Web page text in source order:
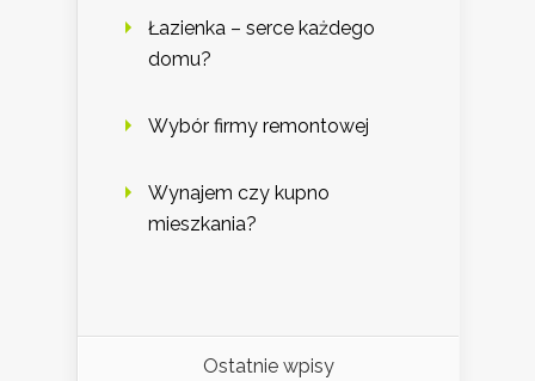
Łazienka – serce każdego
domu?
Wybór firmy remontowej
Wynajem czy kupno
mieszkania?
Ostatnie wpisy